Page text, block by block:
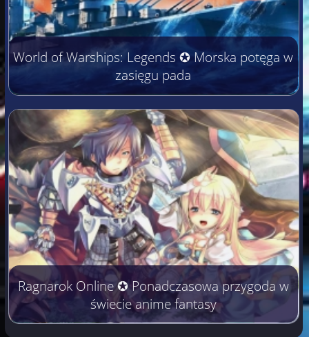
World of Warships: Legends ✪ Morska potęga w
zasięgu pada
Ragnarok Online ✪ Ponadczasowa przygoda w
świecie anime fantasy